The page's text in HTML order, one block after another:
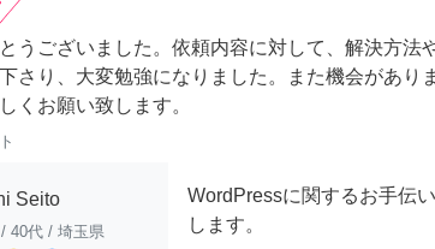
うございました。依頼内容に対して、解決方法
さり、大変勉強になりました。また機会がありま
くお願い致します。
Seito
/ 40代 / 埼玉県
WordPressに関するお手伝い
します。